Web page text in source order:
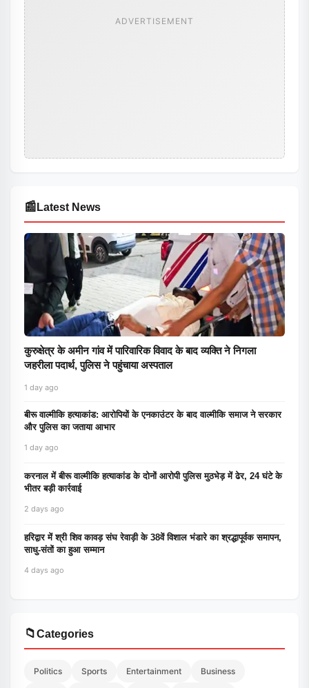
ADVERTISEMENT
📰 Latest News
कुरुक्षेत्र के अमीन गांव में पारिवारिक विवाद के बाद व्यक्ति ने निगला
जहरीला पदार्थ, पुलिस ने पहुंचाया अस्पताल
1 day ago
बीरू वाल्मीकि हत्याकांड: आरोपियों के एनकाउंटर के बाद वाल्मीकि समाज ने सरकार
और पुलिस का जताया आभार
1 day ago
करनाल में बीरू वाल्मीकि हत्याकांड के दोनों आरोपी पुलिस मुठभेड़ में ढेर, 24 घंटे के
भीतर बड़ी कार्रवाई
2 days ago
हरिद्वार में श्री शिव कावड़ संघ रेवाड़ी के 38वें विशाल भंडारे का श्रद्धापूर्वक समापन,
साधु-संतों का हुआ सम्मान
4 days ago
📁Categories
Politics Sports Entertainment Business